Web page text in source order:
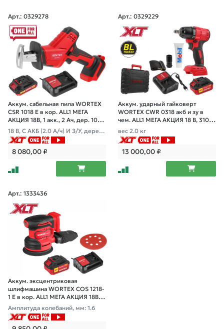
Арт.: 0329278
Аккум. сабельная пила WORTEX
CSR 1018 E в кор. ALL1 МЕГА
АКЦИЯ 18В, 1 акк., 2 Ач, дер. 100
мм
18 В, С АКБ (2.0 А/ч) И З/У, дерево
до 100 мм, металл до 6 мм, пласт
ик до 40 мм
8 080,00₽
Арт.: 0329229
Аккум. ударный гайковерт
WORTEX CWR 0318 акб и зу в
чем. ALL1 МЕГА АКЦИЯ 18 В, 310
Н*м, 1/2", 4 А*ч
вес 2.0 кг
13 000,00₽
Арт.: 1333436
Аккум. эксцентриковая
шлифмашина WORTEX COS 1218-
1 E в кор. ALL1 МЕГА АКЦИЯ 18В,
125 мм, 6000-13000
Амплитуда колебаний, мм: 1.6